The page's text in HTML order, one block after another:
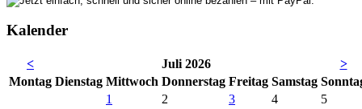
Kalender
< Juli 2026
>
Montag Dienstag Mittwoch Donnerstag Freitag Samstag So
1
2 3 4
5